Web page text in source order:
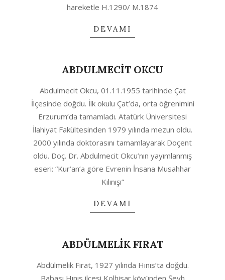
hareketle H.1290/ M.1874
DEVAMI
ABDULMECİT OKCU
10-
06
Abdulmecit Okcu, 01.11.1955 tarihinde Çat
İlçesinde doğdu. İlk okulu Çat’da, orta öğrenimini
Erzurum’da tamamladı. Atatürk Üniversitesi
İlahiyat Fakültesinden 1979 yılında mezun oldu.
2000 yılında doktorasını tamamlayarak Doçent
oldu. Doç. Dr. Abdulmecit Okcu’nın yayımlanmış
eseri: “Kur’an’a göre Evrenin İnsana Musahhar
Kılınışı”
DEVAMI
ABDÜLMELİK FIRAT
10-
Abdülmelik Fırat, 1927 yılında Hınıs’ta doğdu.
Babası Hınıs ilçesi Kolhisar köyünden Şeyh